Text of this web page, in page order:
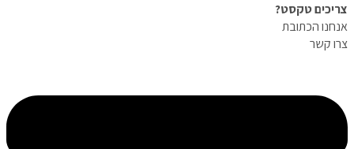
צריכים טקסט?
אנחנו הכתובת
צרו קשר